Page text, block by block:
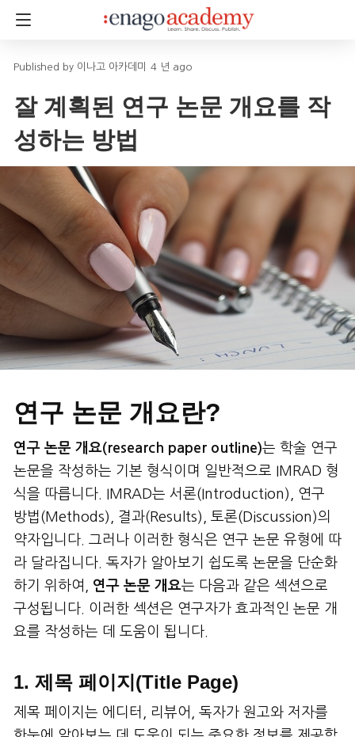
이나고 아카데미 4 년 ago
잘 계획된 연구 논문 개요를 작
성하는 방법
연구 논문 개요란?
연구 논문 개요(research paper outline)는 학술 연구
논문을 작성하는 기본 형식이며 일반적으로 IMRAD 형
식을 따릅니다. IMRAD는 서론(Introduction), 연구
방법(Methods), 결과(Results), 토론(Discussion)의
약자입니다. 그러나 이러한 형식은 연구 논문 유형에 따
라 달라집니다. 독자가 알아보기 쉽도록 논문을 단순화
하기 위하여, 연구 논문 개요는 다음과 같은 섹션으로
구성됩니다. 이러한 섹션은 연구자가 효과적인 논문 개
요를 작성하는 데 도움이 됩니다.
1. 제목 페이지(Title Page)
제목 페이지는 에디터, 리뷰어, 독자가 원고와 저자를